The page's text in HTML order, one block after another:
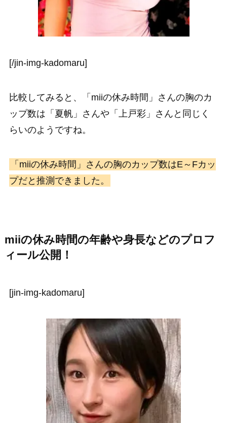
[/jin-img-kadomaru]
比較してみると、「miiの休み時間」さんの胸のカ
ップ数は「夏帆」さんや「上戸彩」さんと同じく
らいのようですね。
「miiの休み時間」さんの胸のカップ数はE～Fカッ
プだと推測できました。
miiの休み時間の年齢や身長などのプロフ
ィール公開！
[jin-img-kadomaru]